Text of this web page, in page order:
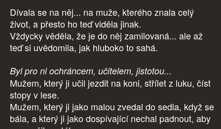
Dívala se na něj... na muže, kterého znala celý
život, a přesto ho teď viděla jinak.
Vždycky věděla, že je do něj zamilovaná... ale až
teď si uvědomila, jak hluboko to sahá.
Byl pro ni ochráncem, učitelem, jistotou...
Mužem, který ji učil jezdit na koni, střílet z luku, číst
stopy v lese.
Mužem, který ji jako malou zvedal do sedla, když se
bála, a který ji jako dospívající nechal padnout, aby